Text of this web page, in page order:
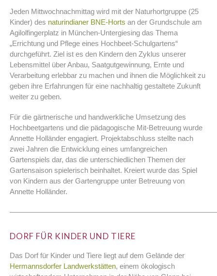
Jeden Mittwochnachmittag wird mit der Naturhortgruppe (25
Kinder) des naturindianer BNE-Horts an der Grundschule am
Agilolfingerplatz in München-Untergiesing das Thema
„Errichtung und Pflege eines Hochbeet-Schulgartens“
durchgeführt. Ziel ist es den Kindern den Zyklus unserer
Lebensmittel über Anbau, Saatgutgewinnung, Ernte und
Verarbeitung erlebbar zu machen und ihnen die Möglichkeit zu
geben ihre Erfahrungen für eine nachhaltig gestaltete Zukunft
weiter zu geben.
Für die gärtnerische und handwerkliche Umsetzung des
Hochbeetgartens und die pädagogische Mit-Betreuung wurde
Annette Holländer engagiert. Projektabschluss stellte nach
zwei Jahren die Entwicklung eines umfangreichen
Gartenspiels dar, das die unterschiedlichen Themen der
Gartensaison spielerisch beinhaltet. Kreiert wurde das Spiel
von Kindern aus der Gartengruppe unter Betreuung von
Annette Holländer.
DORF FÜR KINDER UND TIERE
Das Dorf für Kinder und Tiere liegt auf dem Gelände der
Hermannsdorfer Landwerkstätten, einem ökologisch